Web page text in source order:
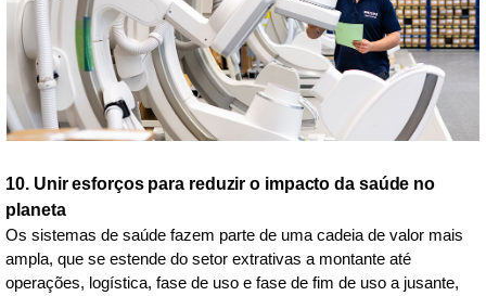
10. Unir esforços para reduzir o impacto da saúde no
planeta
Os sistemas de saúde fazem parte de uma cadeia de valor mais
ampla, que se estende do setor extrativas a montante até
operações, logística, fase de uso e fase de fim de uso a jusante,